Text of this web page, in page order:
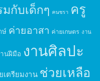
กับเด็กๆ คนชรา ครู
ษ์ ค่ายอาสา ค่ายเกษตร งาน
นฝีมือ งานศิลปะ
เตรียมงาน ช่วยเหลือ